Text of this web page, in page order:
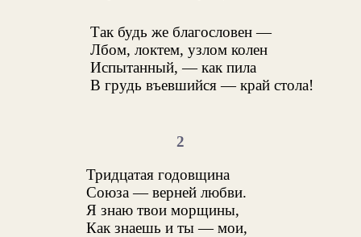
Так будь же благословен —
Лбом, локтем, узлом колен
Испытанный, — как пила
В грудь въевшийся — край стола!
2
Тридцатая годовщина
Союза — верней любви.
Я знаю твои морщины,
Как знаешь и ты — мои,